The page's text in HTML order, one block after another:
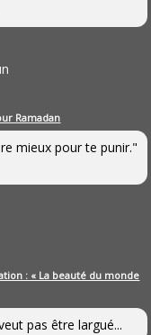
Ramadan
mieux pour te punir."
: « La beauté du monde
pas être largué...